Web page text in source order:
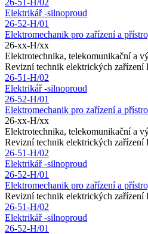
26-51-H/02
Elektrikář -silnoproud
26-52-H/01
Elektromechanik pro zařízení a
26-xx-H/xx
Elektrotechnika, telekomunikační a
Revizní technik elektrických zařízení
26-51-H/02
Elektrikář -silnoproud
26-52-H/01
Elektromechanik pro zařízení a
26-xx-H/xx
Elektrotechnika, telekomunikační a
Revizní technik elektrických zařízení
26-51-H/02
Elektrikář -silnoproud
26-52-H/01
Elektromechanik pro zařízení a
Revizní technik elektrických zařízení
26-51-H/02
Elektrikář -silnoproud
26-52-H/01